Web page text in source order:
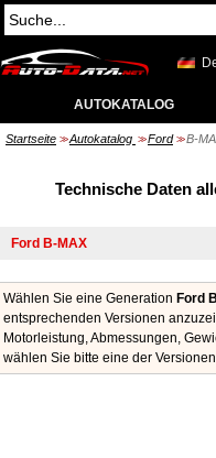
AUTOKATALOG
Startseite >> Autokatalog >> Ford >> B-
Technische Daten
Wählen Sie eine Generation Ford
entsprechenden Versionen
Motorleistung, Abmessungen,
wählen Sie bitte eine der